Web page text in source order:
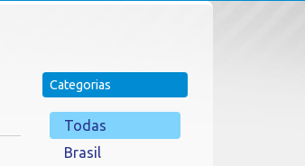
Categorias
Todas
Brasil